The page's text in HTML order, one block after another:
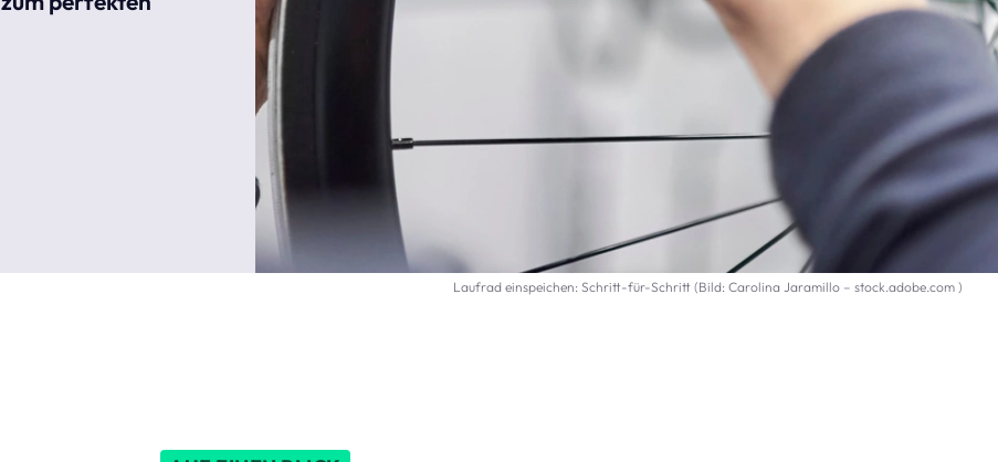
Laufrad einspeichen: Schritt-für-Schritt (Bild: Carolina Jaramillo – stock.adobe.com )